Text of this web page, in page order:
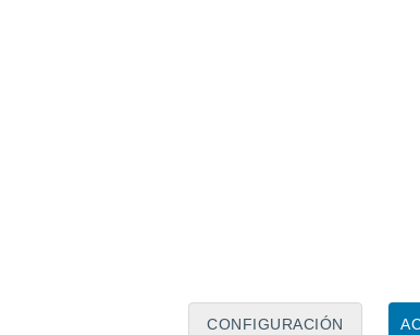
CONFIGURACIÓN